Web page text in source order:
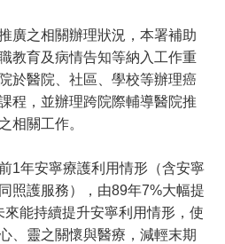
廣之相關辦理狀況，本署補助
教育及病情告知等納入工作重
於醫院、社區、學校等辦理癌
程，並辦理跨院際輔導醫院推
相關工作。
1年安寧療護利用情形（含安寧
照護服務），由89年7%大幅提
能持續提升安寧利用情形，使
、靈之關懷與醫療，減輕末期